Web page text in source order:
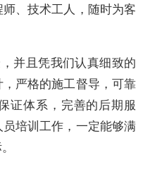
、技术工人，随时为客
并且凭我们认真细致的
严格的施工督导，可靠
证体系，完善的后期服
培训工作，一定能够满